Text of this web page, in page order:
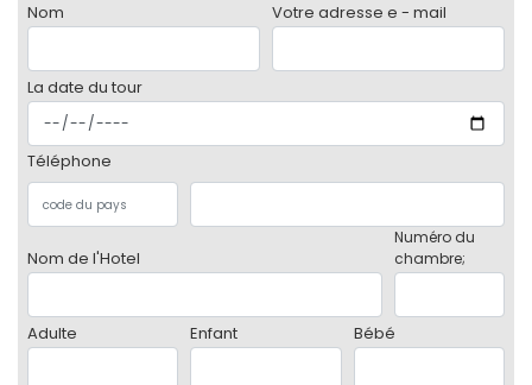
Nom Votre adresse e - mail
La date du tour
Téléphone
Nom de l'Hotel
Numéro du
chambre;
Adulte Enfant Bébé